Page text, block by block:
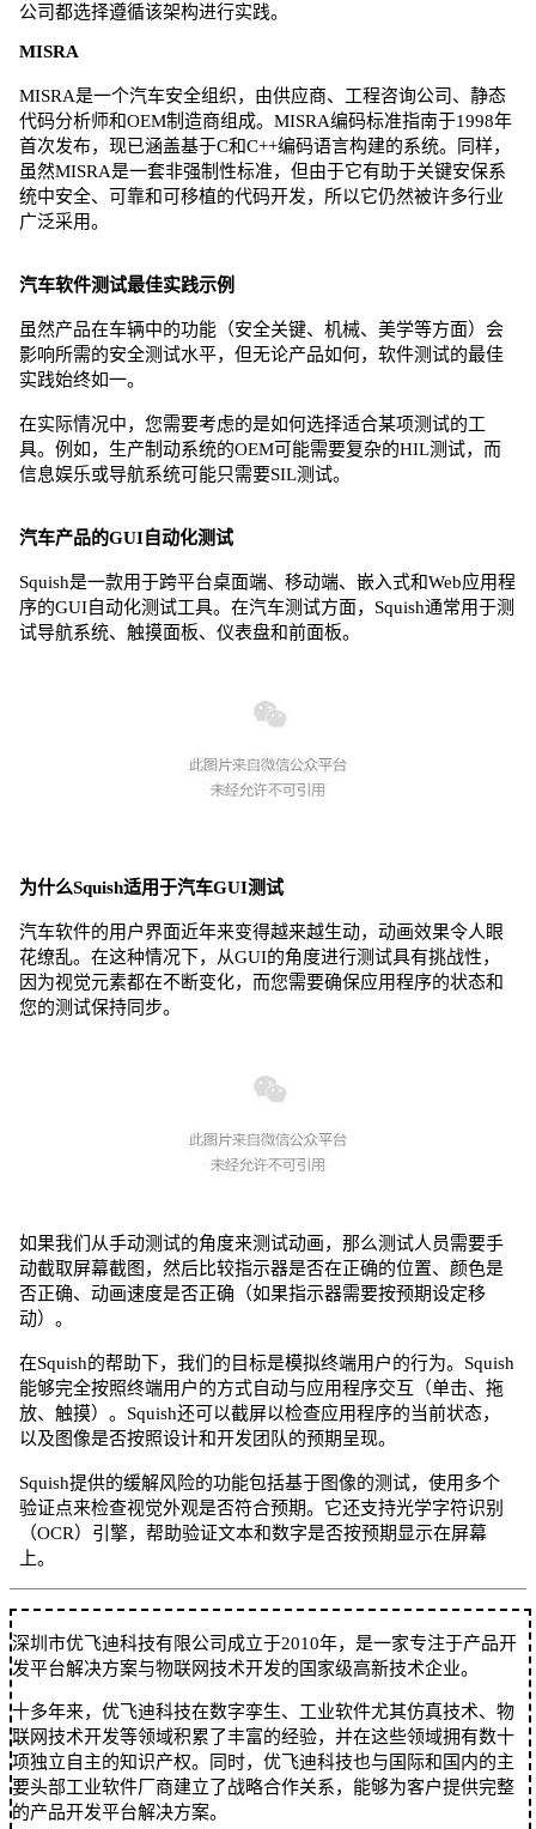
公司都选择遵循该架构进行实践。
MISRA
MISRA是一个汽车安全组织，由供应商、工程咨询公司、静态
代码分析师和OEM制造商组成。MISRA编码标准指南于1998年
首次发布，现已涵盖基于C和C++编码语言构建的系统。同样，
虽然MISRA是一套非强制性标准，但由于它有助于关键安保系
统中安全、可靠和可移植的代码开发，所以它仍然被许多行业
广泛采用。
汽车软件测试最佳实践示例
虽然产品在车辆中的功能（安全关键、机械、美学等方面）会
影响所需的安全测试水平，但无论产品如何，软件测试的最佳
实践始终如一。
在实际情况中，您需要考虑的是如何选择适合某项测试的工
具。例如，生产制动系统的OEM可能需要复杂的HIL测试，而
信息娱乐或导航系统可能只需要SIL测试。
汽车产品的GUI自动化测试
Squish是一款用于跨平台桌面端、移动端、嵌入式和Web应用程
序的GUI自动化测试工具。在汽车测试方面，Squish通常用于测
试导航系统、触摸面板、仪表盘和前面板。
为什么Squish适用于汽车GUI测试
汽车软件的用户界面近年来变得越来越生动，动画效果令人眼
花缭乱。在这种情况下，从GUI的角度进行测试具有挑战性，
因为视觉元素都在不断变化，而您需要确保应用程序的状态和
您的测试保持同步。
如果我们从手动测试的角度来测试动画，那么测试人员需要手
动截取屏幕截图，然后比较指示器是否在正确的位置、颜色是
否正确、动画速度是否正确（如果指示器需要按预期设定移
动）。
在Squish的帮助下，我们的目标是模拟终端用户的行为。Squish
能够完全按照终端用户的方式自动与应用程序交互（单击、拖
放、触摸）。Squish还可以截屏以检查应用程序的当前状态，
以及图像是否按照设计和开发团队的预期呈现。
Squish提供的缓解风险的功能包括基于图像的测试，使用多个
验证点来检查视觉外观是否符合预期。它还支持光学字符识别
（OCR）引擎，帮助验证文本和数字是否按预期显示在屏幕
上。
深圳市优飞迪科技有限公司成立于2010年，是一家专注于产品开
发平台解决方案与物联网技术开发的国家级高新技术企业。
十多年来，优飞迪科技在数字孪生、工业软件尤其仿真技术、物
联网技术开发等领域积累了丰富的经验，并在这些领域拥有数十
项独立自主的知识产权。同时，优飞迪科技也与国际和国内的主
要头部工业软件厂商建立了战略合作关系，能够为客户提供完整
的产品开发平台解决方案。